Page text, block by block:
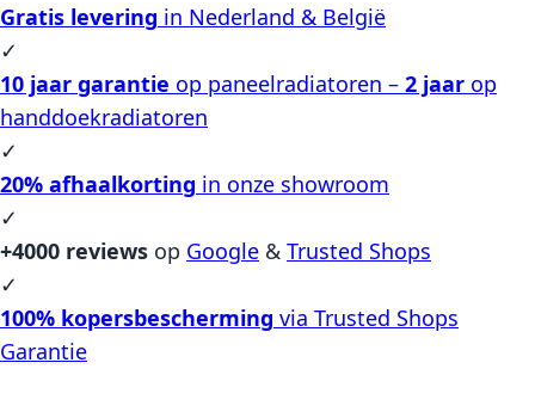
Gratis levering in Nederland & België
✓
10 jaar garantie op paneelradiatoren – 2 jaar op
handdoekradiatoren
✓
20% afhaalkorting in onze showroom
✓
+4000 reviews op Google & Trusted Shops
✓
100% kopersbescherming via Trusted Shops
Garantie